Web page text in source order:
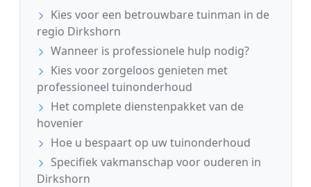
Kies voor een betrouwbare tuinman in de
regio Dirkshorn
Wanneer is professionele hulp nodig?
Kies voor zorgeloos genieten met
professioneel tuinonderhoud
Het complete dienstenpakket van de
hovenier
Hoe u bespaart op uw tuinonderhoud
Specifiek vakmanschap voor ouderen in
Dirkshorn